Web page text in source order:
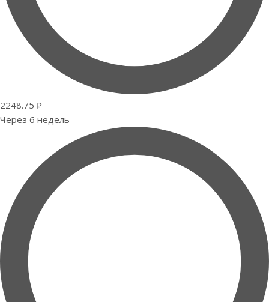
2248.75 ₽
Через 6 недель